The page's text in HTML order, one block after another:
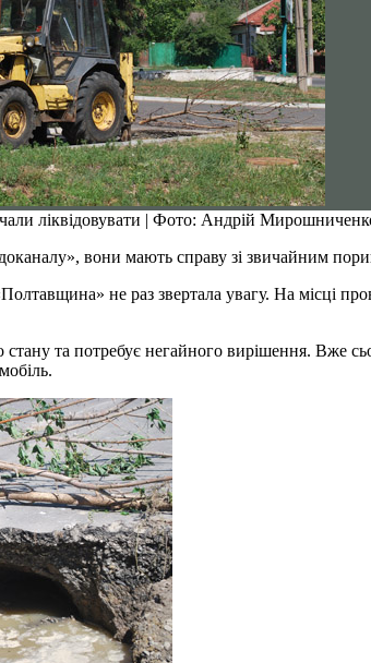
ліквідовувати | Фото: Андрій
вони мають справу зі звичайним
не раз звертала увагу. На місці
стану та потребує негайного вирішення. Вже